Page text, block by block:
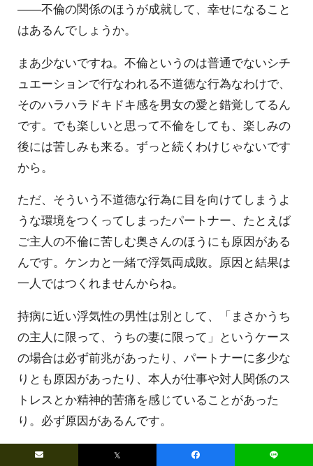
――不倫の関係のほうが成就して、幸せになること
はあるんでしょうか。
まあ少ないですね。不倫というのは普通でないシチ
ュエーションで行なわれる不道徳な行為なわけで、
そのハラハラドキドキ感を男女の愛と錯覚してるん
です。でも楽しいと思って不倫をしても、楽しみの
後には苦しみも来る。ずっと続くわけじゃないです
から。
ただ、そういう不道徳な行為に目を向けてしまうよ
うな環境をつくってしまったパートナー、たとえば
ご主人の不倫に苦しむ奥さんのほうにも原因がある
んです。ケンカと一緒で浮気両成敗。原因と結果は
一人ではつくれませんからね。
持病に近い浮気性の男性は別として、「まさかうち
の主人に限って、うちの妻に限って」というケース
の場合は必ず前兆があったり、パートナーに多少な
りとも原因があったり、本人が仕事や対人関係のス
トレスとか精神的苦痛を感じていることがあった
り。必ず原因があるんです。
𝕏